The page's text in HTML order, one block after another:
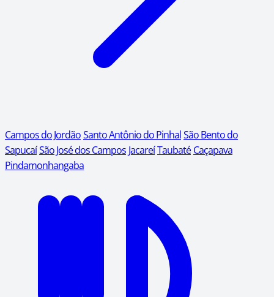
Campos do JordãoSanto Antônio do PinhalSão Bento do
SapucaíSão José dos Campos JacareíTaubaté Caçapava
Pindamonhangaba